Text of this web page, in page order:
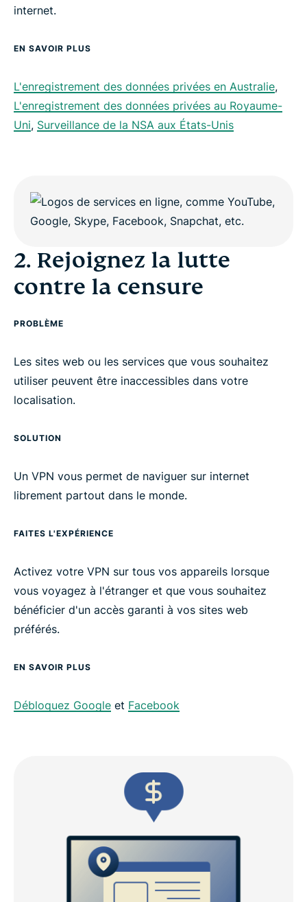
internet.
EN SAVOIR PLUS
L'enregistrement des données privées en Australie,
L'enregistrement des données privées au Royaume-
Uni, Surveillance de la NSA aux États-Unis
2. Rejoignez la lutte
contre la censure
PROBLÈME
Les sites web ou les services que vous souhaitez
utiliser peuvent être inaccessibles dans votre
localisation.
SOLUTION
Un VPN vous permet de naviguer sur internet
librement partout dans le monde.
FAITES L'EXPÉRIENCE
Activez votre VPN sur tous vos appareils lorsque
vous voyagez à l'étranger et que vous souhaitez
bénéficier d'un accès garanti à vos sites web
préférés.
EN SAVOIR PLUS
Débloquez Google et Facebook